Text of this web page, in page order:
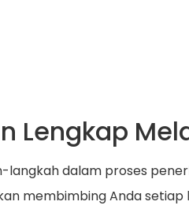
Lengkap
langkah dalam proses
membimbing Anda setiap